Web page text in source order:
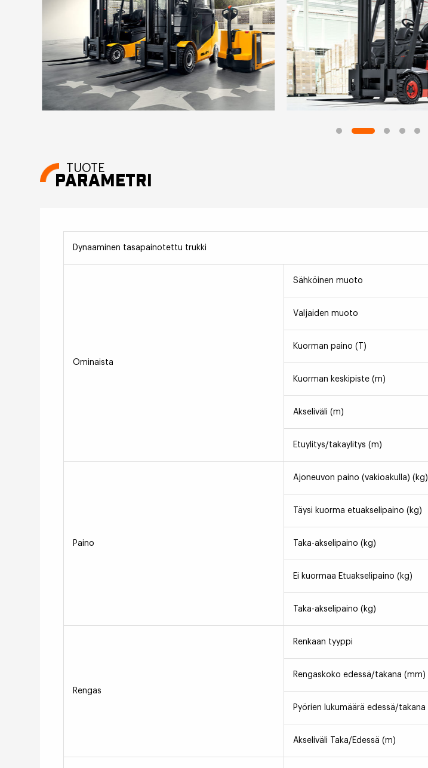
TUOTE
PARAMETRI
Dynaaminen tasapainotettu trukki
Ominaista
Sähköinen muoto
Valjaiden muoto
Kuorman paino (T)
Kuorman keskipiste (m)
Akseliväli (m)
Etuylitys/takaylitys (m)
Paino
Ajoneuvon paino (vakioakulla) (kg)
Täysi kuorma etuakselipaino (kg)
Taka-akselipaino (kg)
Ei kuormaa Etuakselipaino (kg)
Taka-akselipaino (kg)
Rengas
Renkaan tyyppi
Rengaskoko edessä/takana (mm)
Pyörien lukumäärä edessä/takana
Akseliväli Taka/Edessä (m)